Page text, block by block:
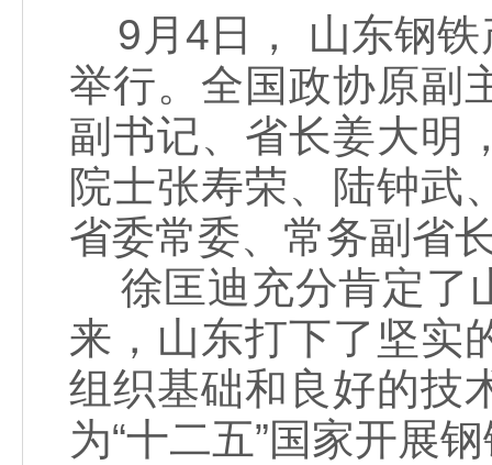
9月4日， 山东钢铁
举行。全国政协原副
副书记、省长姜大明
院士张寿荣、陆钟武
省委常委、常务副省
徐匡迪充分肯定了
来，山东打下了坚实
组织基础和良好的技
为“十二五”国家开展